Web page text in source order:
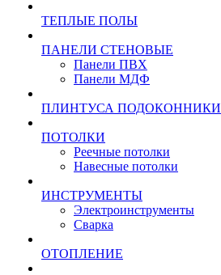
ТЕПЛЫЕ ПОЛЫ
ПАНЕЛИ СТЕНОВЫЕ
Панели ПВХ
Панели МДФ
ПЛИНТУСА ПОДОКОННИКИ
ПОТОЛКИ
Реечные потолки
Навесные потолки
ИНСТРУМЕНТЫ
Электроинструменты
Сварка
ОТОПЛЕНИЕ